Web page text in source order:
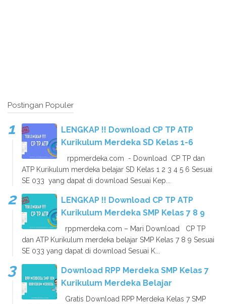
Postingan Populer
LENGKAP !! Download CP TP ATP
Kurikulum Merdeka SD Kelas 1-6
rppmerdeka.com - Download CP TP dan
ATP Kurikulum merdeka belajar SD Kelas 1 2 3 4 5 6 Sesuai
SE 033 yang dapat di download Sesuai Kep...
LENGKAP !! Download CP TP ATP
Kurikulum Merdeka SMP Kelas 7 8 9
rppmerdeka.com – Mari Download CP TP
dan ATP Kurikulum merdeka belajar SMP Kelas 7 8 9 Sesuai
SE 033 yang dapat di download Sesuai K...
Download RPP Merdeka SMP Kelas 7
Kurikulum Merdeka Belajar
Gratis Download RPP Merdeka Kelas 7 SMP